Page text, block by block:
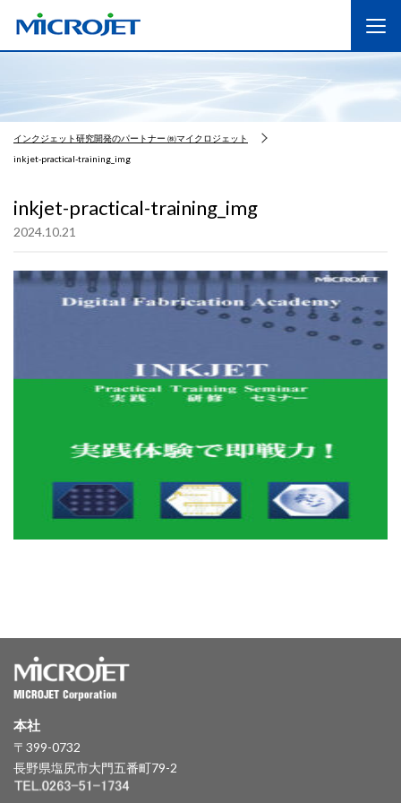
インクジェット研究開発のパートナー ㈱マイクロジェット
inkjet-practical-training_img
inkjet-practical-training_img
2024.10.21
本社
〒399-0732
長野県塩尻市大門五番町79-2